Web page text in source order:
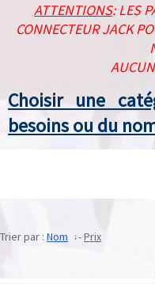
ATTENTIONS: LES
CONNECTEUR JACK
Choisir une
besoins ou du
Trier par : Nom -Prix